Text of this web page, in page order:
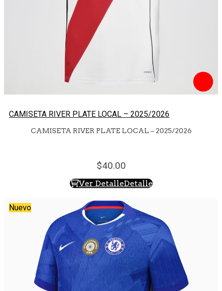
CAMISETA RIVER PLATE LOCAL – 2025/2026
CAMISETA RIVER PLATE LOCAL – 2025/2026
40.00
Ver DetalleDetalle
Nuevo